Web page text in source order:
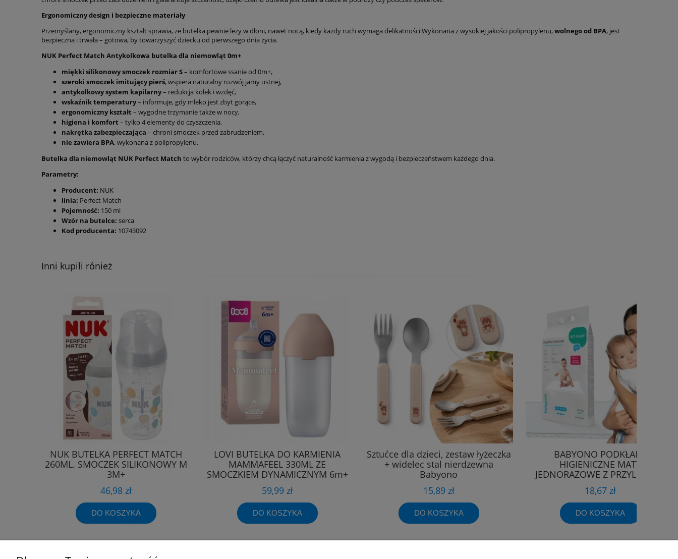
Ergonomiczny design i bezpieczne materiały
Przemyślany, ergonomiczny kształt sprawia, że butelka pewnie leży w dłoni, nawet nocą, kiedy każdy ruch wymaga delikatności.Wykonana z wysokiej jakości polipropylenu, wolnego od BPA, jest
bezpieczna i trwała – gotowa, by towarzyszyć dziecku od pierwszego dnia życia.
NUK Perfect Match Antykolkowa butelka dla niemowląt 0m+
miękki silikonowy smoczek rozmiar S– komfortowe ssanie od 0m+,
szeroki smoczek imitujący pierś, wspiera naturalny rozwój jamy ustnej,
antykolkowy system kapilarny– redukcja kolek i wzdęć,
wskaźnik temperatury– informuje, gdy mleko jest zbyt gorące,
ergonomiczny kształt – wygodne trzymanie także w nocy,
higiena i komfort – tylko 4 elementy do czyszczenia,
nakrętka zabezpieczająca – chroni smoczek przed zabrudzeniem,
nie zawiera BPA, wykonana z polipropylenu.
Butelka dla niemowląt NUK Perfect Match to wybór rodziców, którzy chcą łączyć naturalność karmienia z wygodą i bezpieczeństwem każdego dnia.
Parametry:
Producent: NUK
linia: Perfect Match
Pojemność: 150 ml
Wzór na butelce: serca
Kod producenta: 10743092
Inni kupili rónież
NUK BUTELKA PERFECT MATCH
260ML. SMOCZEK SILIKONOWY M
3M+
46,98 zł
DO KOSZYKA
LOVI BUTELKA DO KARMIENIA
MAMMAFEEL 330ML ZE
SMOCZKIEM DYNAMICZNYM 6m+
59,99 zł
DO KOSZYKA
Sztućce dla dzieci, zestaw łyżeczka
+ widelec stal nierdzewna
Babyono
15,89 zł
DO KOSZYKA
BABYONO PODKŁADY
HIGIENICZNE MATY
JEDNORAZOWE Z PRZYLEPCEM
12szt. 60x90
18,67 zł
DO KOSZYKA